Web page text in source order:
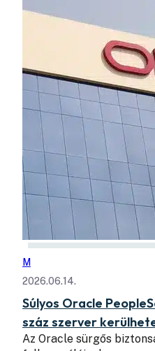
M
2026.06.14.
Súlyos Oracle
száz szerver
Az Oracle sürgős